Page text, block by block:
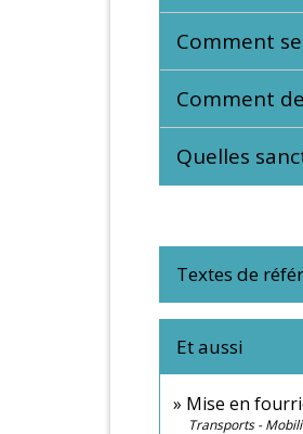
Comment
Comment
Quelles
Textes de
Et aussi
Mise en
Transports -